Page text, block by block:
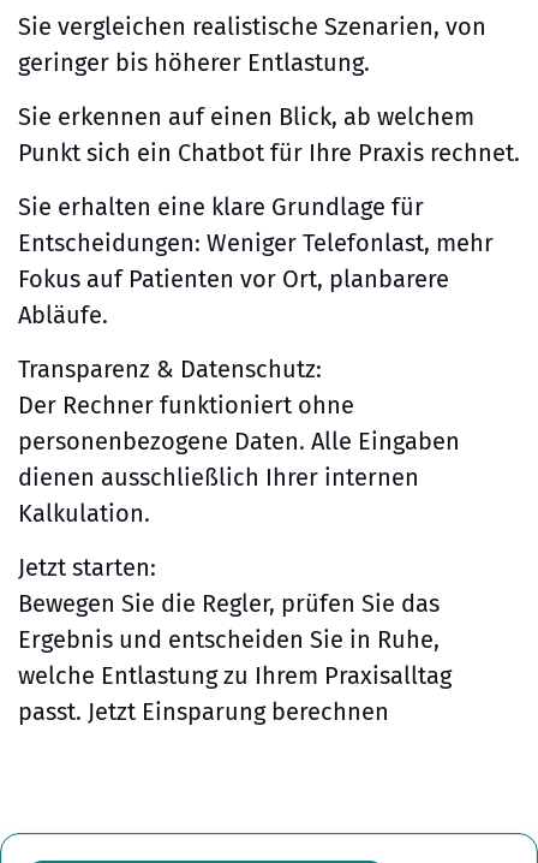
Sie vergleichen realistische Szenarien, von
geringer bis höherer Entlastung.
Sie erkennen auf einen Blick, ab welchem
Punkt sich ein Chatbot für Ihre Praxis rechnet.
Sie erhalten eine klare Grundlage für
Entscheidungen: Weniger Telefonlast, mehr
Fokus auf Patienten vor Ort, planbarere
Abläufe.
Transparenz & Datenschutz:
Der Rechner funktioniert ohne
personenbezogene Daten. Alle Eingaben
dienen ausschließlich Ihrer internen
Kalkulation.
Jetzt starten:
Bewegen Sie die Regler, prüfen Sie das
Ergebnis und entscheiden Sie in Ruhe,
welche Entlastung zu Ihrem Praxisalltag
passt. Jetzt Einsparung berechnen